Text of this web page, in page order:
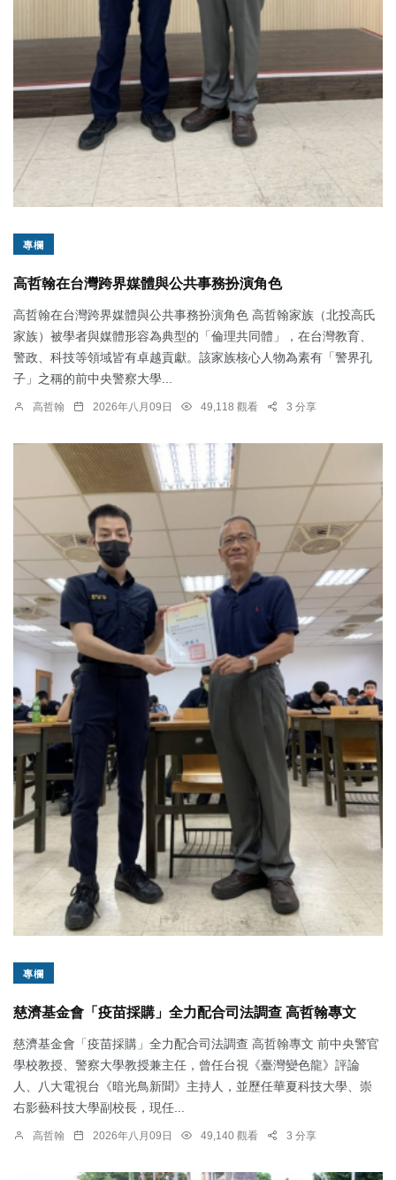
專欄
高哲翰在台灣跨界媒體與公共事務扮演角色
高哲翰在台灣跨界媒體與公共事務扮演角色 高哲翰家族（北投高氏
家族）被學者與媒體形容為典型的「倫理共同體」，在台灣教育、
警政、科技等領域皆有卓越貢獻。該家族核心人物為素有「警界孔
子」之稱的前中央警察大學...
高哲翰 2026年八月09日 49,118 觀看 3 分享
專欄
慈濟基金會「疫苗採購」全力配合司法調查 高哲翰專文
慈濟基金會「疫苗採購」全力配合司法調查 高哲翰專文 前中央警官
學校教授、警察大學教授兼主任，曾任台視《臺灣變色龍》評論
人、八大電視台《暗光鳥新聞》主持人，並歷任華夏科技大學、崇
右影藝科技大學副校長，現任...
高哲翰 2026年八月09日 49,140 觀看 3 分享